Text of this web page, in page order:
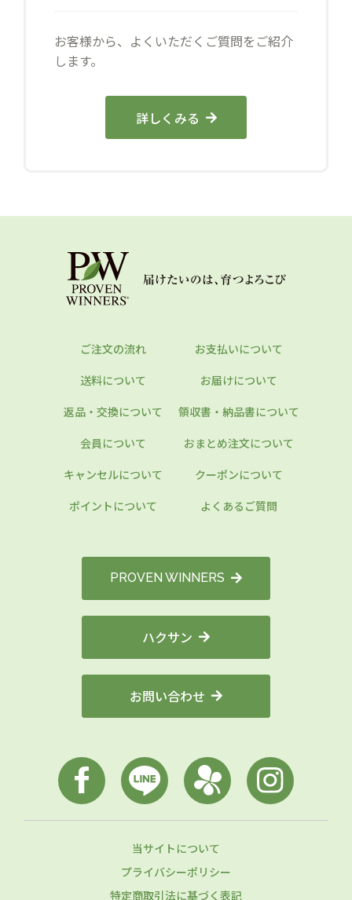
お客様から、よくいただくご質問をご紹介
します。
詳しくみる
ご注文の流れ
お支払いについて
送料について
お届けについて
返品・交換について
領収書・納品書について
会員について
おまとめ注文について
キャンセルについて
クーポンについて
ポイントについて
よくあるご質問
PROVEN WINNERS
ハクサン
お問い合わせ
当サイトについて
プライバシーポリシー
特定商取引法に基づく表記